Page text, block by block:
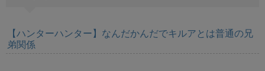
【ハンターハンター】なんだかんだでキルアとは普通の兄
弟関係